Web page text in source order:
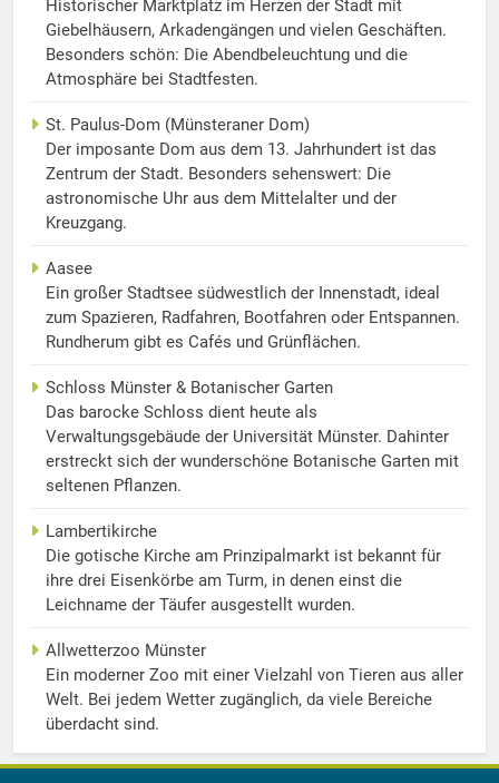
Historischer Marktplatz im Herzen der Stadt mit
Giebelhäusern, Arkadengängen und vielen Geschäften.
Besonders schön: Die Abendbeleuchtung und die
Atmosphäre bei Stadtfesten.
St. Paulus-Dom (Münsteraner Dom)
Der imposante Dom aus dem 13. Jahrhundert ist das
Zentrum der Stadt. Besonders sehenswert: Die
astronomische Uhr aus dem Mittelalter und der
Kreuzgang.
Aasee
Ein großer Stadtsee südwestlich der Innenstadt, ideal
zum Spazieren, Radfahren, Bootfahren oder Entspannen.
Rundherum gibt es Cafés und Grünflächen.
Schloss Münster & Botanischer Garten
Das barocke Schloss dient heute als
Verwaltungsgebäude der Universität Münster. Dahinter
erstreckt sich der wunderschöne Botanische Garten mit
seltenen Pflanzen.
Lambertikirche
Die gotische Kirche am Prinzipalmarkt ist bekannt für
ihre drei Eisenkörbe am Turm, in denen einst die
Leichname der Täufer ausgestellt wurden.
Allwetterzoo Münster
Ein moderner Zoo mit einer Vielzahl von Tieren aus aller
Welt. Bei jedem Wetter zugänglich, da viele Bereiche
überdacht sind.